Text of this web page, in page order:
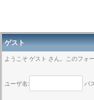
ゲスト
ようこそ ゲスト さん。このフォ
ユーザ名: パ